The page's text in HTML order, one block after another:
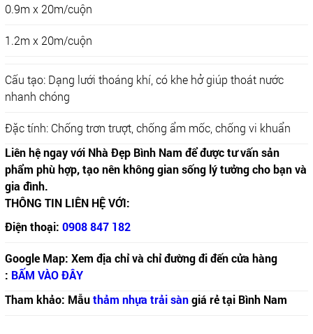
0.9m x 20m/cuộn
1.2m x 20m/cuộn
Cấu tạo: Dạng lưới thoáng khí, có khe hở giúp thoát nước
nhanh chóng
Đặc tính: Chống trơn trượt, chống ẩm mốc, chống vi khuẩn
Liên hệ ngay với Nhà Đẹp Bình Nam để được tư vấn sản
phẩm phù hợp, tạo nên không gian sống lý tưởng cho bạn và
gia đình.
THÔNG TIN LIÊN HỆ VỚI:
Điện thoại: 0908 847 182
Google Map: Xem địa chỉ và chỉ đường đi đến cửa hàng
: BẤM VÀO ĐÂY
Tham khảo: Mẫuthảm nhựa trải sàngiá rẻ tại Bình Nam